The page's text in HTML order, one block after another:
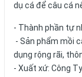
dụ cá để câu cá
- Thành phần tự
- Sản phẩm mồi
dụng rộng rãi,
- Xuất xứ: Công